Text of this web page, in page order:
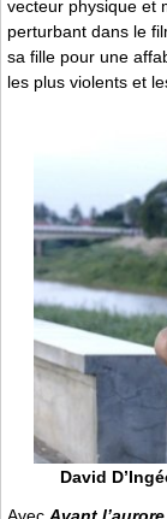
vecteur physique et
perturbant dans le
sa fille pour une
les plus violents et
David